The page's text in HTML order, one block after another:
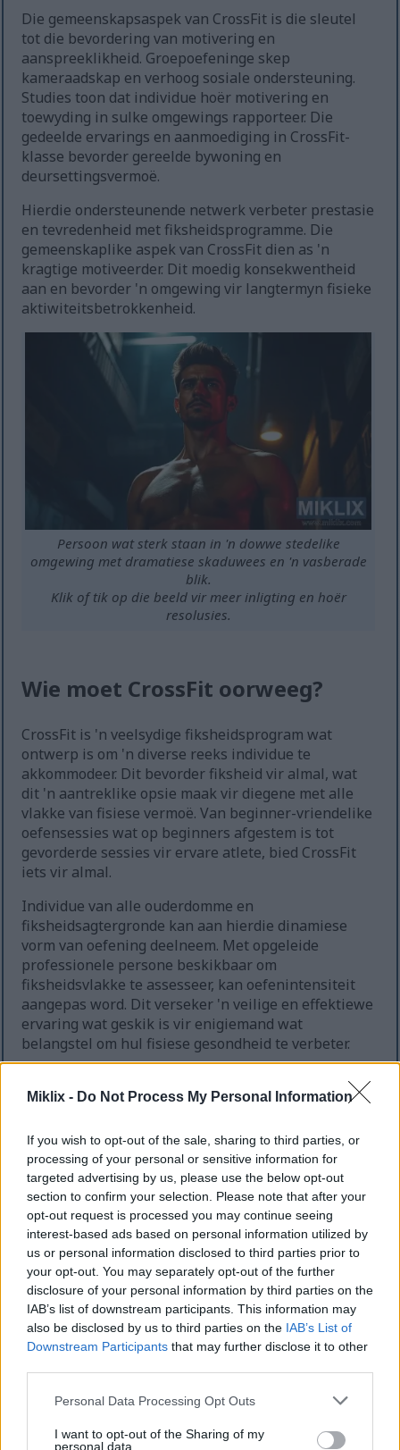
Miklix - Do Not Process My Personal Information
If you wish to opt-out of the sale, sharing to third parties, or
processing of your personal or sensitive information for
targeted advertising by us, please use the below opt-out
section to confirm your selection. Please note that after your
opt-out request is processed you may continue seeing
interest-based ads based on personal information utilized by
us or personal information disclosed to third parties prior to
your opt-out. You may separately opt-out of the further
disclosure of your personal information by third parties on the
IAB’s list of downstream participants. This information may
also be disclosed by us to third parties on the IAB’s List of
Downstream Participants that may further disclose it to other
Please note that this website/app uses one or more Google
not limited to your visit or usage behaviour. You may click to
Personal Data Processing Opt Outs
I want to opt-out of the Sharing of my
personal data.
Die gemeenskapsaspek van CrossFit is die sleutel
tot die bevordering van motivering en
aanspreeklikheid. Groepoefeninge skep
kameraadskap en verhoog sosiale ondersteuning.
Studies toon dat individue hoër motivering en
toewyding in sulke omgewings rapporteer. Die
gedeelde ervarings en aanmoediging in CrossFit-
klasse bevorder gereelde bywoning en
deursettingsvermoë.
Hierdie ondersteunende netwerk verbeter prestasie
en tevredenheid met fiksheidsprogramme. Die
gemeenskaplike aspek van CrossFit dien as 'n
kragtige motiveerder. Dit moedig konsekwentheid
aan en bevorder 'n omgewing vir langtermyn fisieke
aktiwiteitsbetrokkenheid.
Persoon wat sterk staan in 'n dowwe stedelike
omgewing met dramatiese skaduwees en 'n vasberade
blik.
Klik of tik op die beeld vir meer inligting en hoër
resolusies.
Wie moet CrossFit oorweeg?
CrossFit is 'n veelsydige fiksheidsprogram wat
ontwerp is om 'n diverse reeks individue te
akkommodeer. Dit bevorder fiksheid vir almal, wat
dit 'n aantreklike opsie maak vir diegene met alle
vlakke van fisiese vermoë. Van beginner-vriendelike
oefensessies wat op beginners afgestem is tot
gevorderde sessies vir ervare atlete, bied CrossFit
iets vir almal.
Individue van alle ouderdomme en
fiksheidsagtergronde kan aan hierdie dinamiese
vorm van oefening deelneem. Met opgeleide
professionele persone beskikbaar om
fiksheidsvlakke te assesseer, kan oefenintensiteit
aangepas word. Dit verseker 'n veilige en effektiewe
ervaring wat geskik is vir enigiemand wat
belangstel om hul fisiese gesondheid te verbeter.
fiksheidsreis te ondersteun
Gevarieerde oefensessies wat oefening vars
en boeiend hou
Gepasmaakte opleiding aangepas volgens
persoonlike fiksheidsvlakke
'n Program wat ontwikkeling in krag,
uithouvermoë en buigsaamheid aanmoedig
Uiteindelik is CrossFit 'n voorbeeld van opleiding vir
alle ouderdomme. Dit bied 'n bemagtigende
omgewing waar enigiemand kan floreer, ongeag hul
beginpunt.
Veiligheids- en beseringsrisiko's